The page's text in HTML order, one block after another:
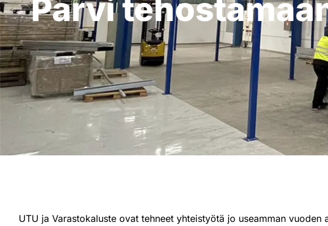
Parvi
UTU ja Varastokaluste ovat tehneet yhteistyötä jo useamman vuoden